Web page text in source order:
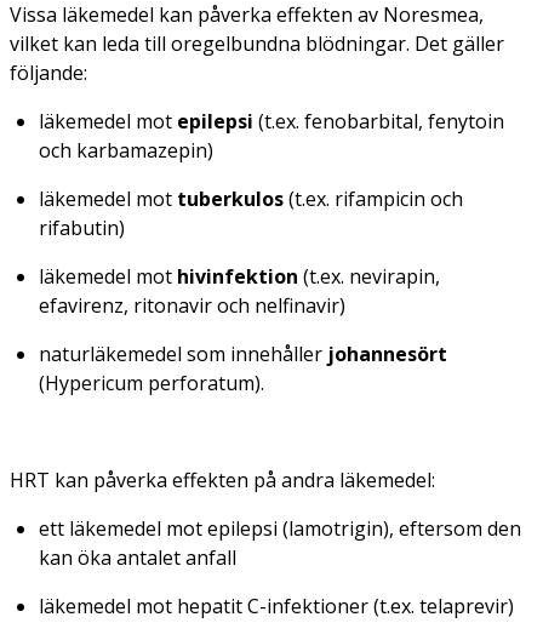
Vissa läkemedel kan påverka effekten av Noresmea,
vilket kan leda till oregelbundna blödningar. Det gäller
följande:
läkemedel mot epilepsi (t.ex. fenobarbital, fenytoin
och karbamazepin)
läkemedel mot tuberkulos(t.ex. rifampicin och
rifabutin)
läkemedel mot hivinfektion (t.ex. nevirapin,
efavirenz, ritonavir och nelfinavir)
naturläkemedel som innehåller johannesört
(Hypericum perforatum).
HRT kan påverka effekten på andra läkemedel:
ett läkemedel mot epilepsi (lamotrigin), eftersom den
kan öka antalet anfall
läkemedel mot hepatit C-infektioner (t.ex. telaprevir)